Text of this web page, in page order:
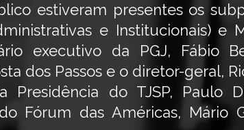
estiveram presentes os
e Institucionais) e
executivo da PGJ, Fábio
dos Passos e o diretor-geral,
Presidência do TJSP, Paulo
Fórum das Américas, Mário